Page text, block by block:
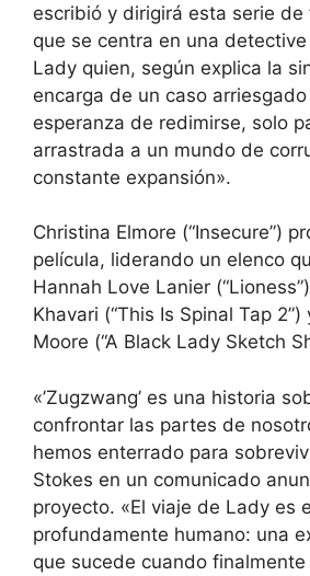
escribió y dirigirá esta serie de
que se centra en una
Lady quien, según explica la
encarga de un caso
esperanza de redimirse, solo
arrastrada a un mundo de
constante expansión».
Christina Elmore (“Insecure”)
película, liderando un elenco
Hannah Love Lanier
Khavari (“This Is Spinal Tap
Moore (“A Black Lady Sketch
«’Zugzwang’ es una historia
confrontar las partes de
hemos enterrado para
Stokes en un comunicado
proyecto. «El viaje de Lady es
profundamente humano: una
que sucede cuando